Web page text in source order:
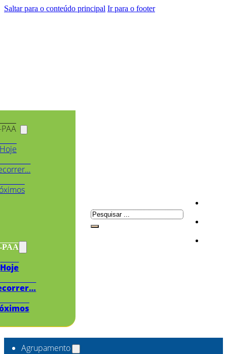
Saltar para o conteúdo principal Ir para o footer
PAA
Hoje
Pesquisar
Agrupamento